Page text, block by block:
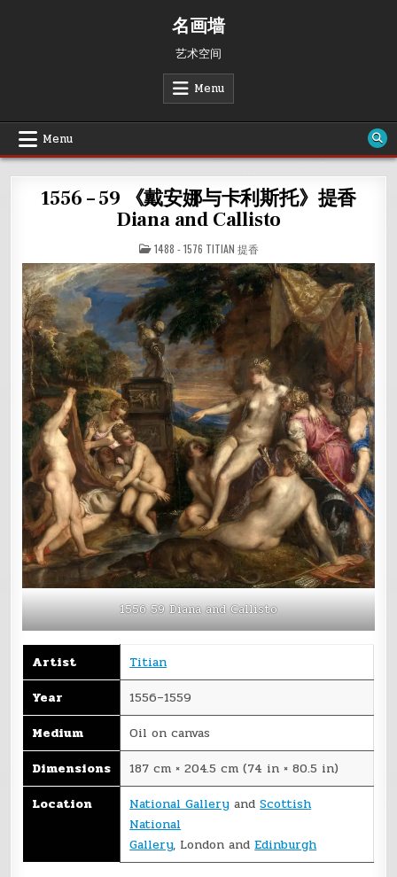
名画墙
艺术空间
Menu
Menu
1556 – 59 《戴安娜与卡利斯托》提香
Diana and Callisto
POSTED
IN
1488 - 1576 TITIAN 提香
1556 59 Diana and Callisto
Artist
Titian
Year
1556–1559
Medium
Oil on canvas
Dimensions
187 cm × 204.5 cm (74 in × 80.5 in)
Location
National Gallery andScottish
National
Gallery, London andEdinburgh